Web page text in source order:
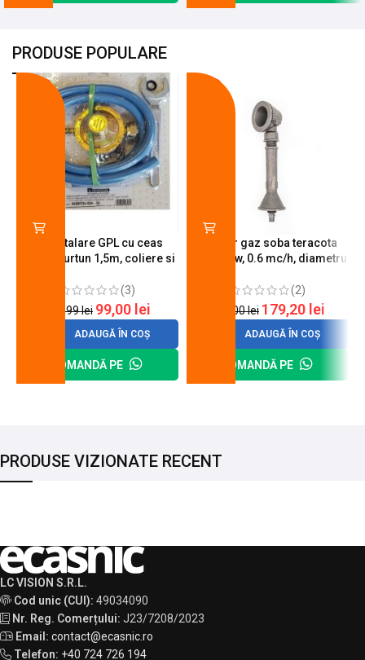
PRODUSE POPULARE
Kit instalare GPL cu ceas
butelie, furtun 1,5m, coliere si
(3)
120,99lei 99,00 lei
ADAUGĂ ÎN COȘ
COMANDĂ PE
Arzator gaz soba teracota
A600, 6 kw, 0.6 mc/h, diametru
(2)
200,00lei 179,20 lei
ADAUGĂ ÎN COȘ
COMANDĂ PE
PRODUSE VIZIONATE RECENT
LC VISION S.R.L.
Cod unic (CUI): 49034090
Nr. Reg. Comerțului: J23/7208/2023
Email: contact@ecasnic.ro
Telefon: +40 724 726 194